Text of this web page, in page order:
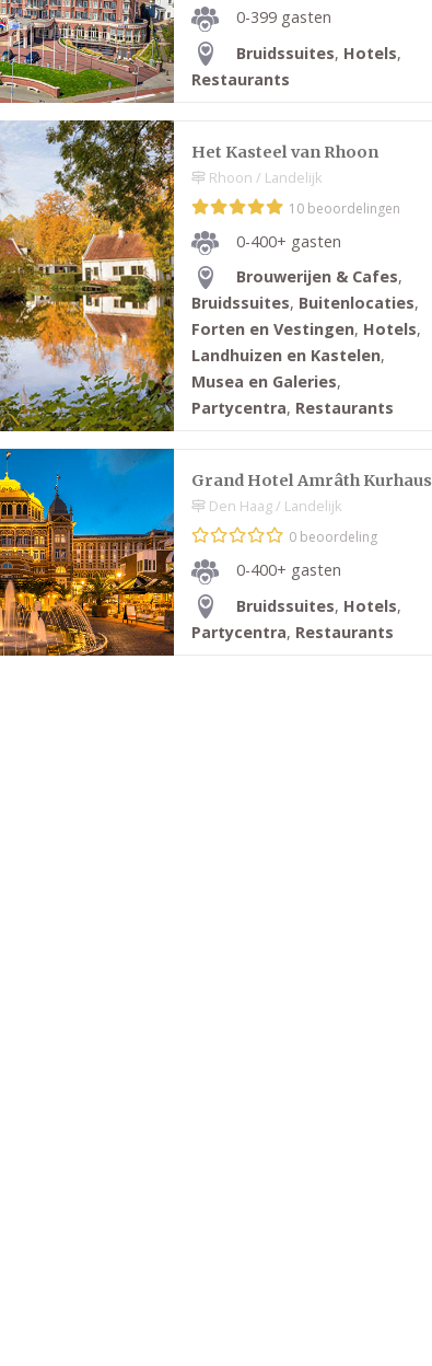
0-399 gasten
Bruidssuites, Hotels,
Restaurants
Het Kasteel van Rhoon
Rhoon / Landelijk
10 beoordelingen
0-400+ gasten
Brouwerijen & Cafes,
Bruidssuites, Buitenlocaties,
Forten en Vestingen, Hotels,
Landhuizen en Kastelen,
Musea en Galeries,
Partycentra, Restaurants
Grand Hotel Amrâth Kurhaus
Den Haag / Landelijk
0 beoordeling
0-400+ gasten
Bruidssuites, Hotels,
Partycentra, Restaurants